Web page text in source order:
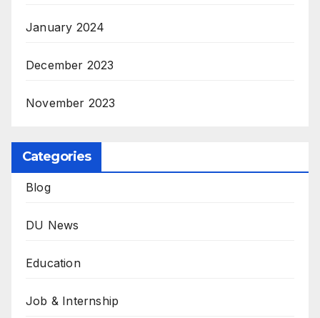
January 2024
December 2023
November 2023
Categories
Blog
DU News
Education
Job & Internship